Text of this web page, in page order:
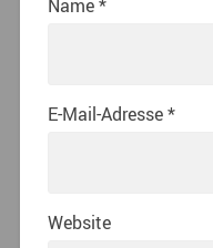
Name*
E-Mail-Adresse*
Website